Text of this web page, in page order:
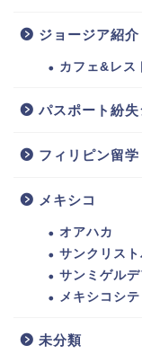
ジョージア紹介
カフェ&レス
パスポート紛
フィリピン留学
メキシコ
オアハカ
サンクリス
サンミゲル
メキシコシテ
未分類